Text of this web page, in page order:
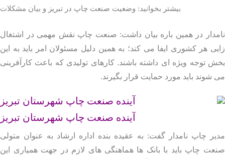
بیشتر بخوانید: وضعیت صنعت چاپ در تبریز و بیان مشکلات
در همین باره بیان داشت: صنعت چاپ نقش مهمی در اشتغال‌
هر کشوری ایفا می‌ کند؛ به همین دلیل مسئولان امر باید به این
توجه ویژه‌ ای داشته باشند. کارهای تولیدی که باعث کارآفرینی
شوند باید مورد حمایت قرار بگیرند.
آینده صنعت چاپ شهرستان تبریز
چاپ نامدار گفت: به عقیده بنده اداره ارشاد به‌ عنوان متولی
چاپ باید با بانک‌ ها هماهنگی‌ های لازم در جهت همیاری این